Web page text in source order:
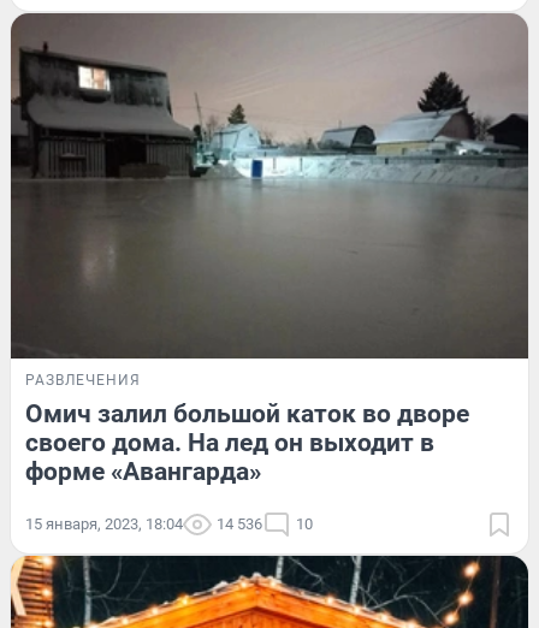
РАЗВЛЕЧЕНИЯ
Омич залил большой каток во дворе
своего дома. На лед он выходит в
форме «Авангарда»
15 января, 2023, 18:04 14 536 10